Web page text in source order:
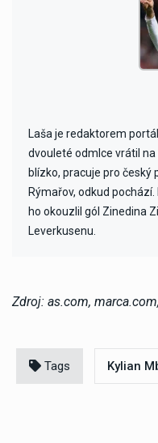
Laša je redaktorem
dvouleté odmlce vrátil
blízko, pracuje pro český
Rýmařov, odkud
ho okouzlil gól Zinedina
Leverkusenu.
Zdroj: as.com,
Tags Kylian